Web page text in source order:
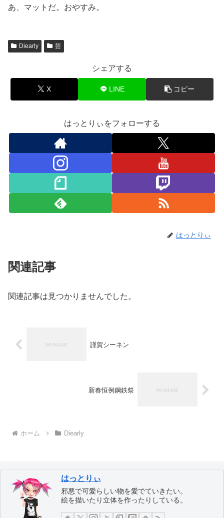
あ、マットだ。おやすみ。
Diearly 芸
シェアする
X LINE コピー
はっとりぃをフォローする
はっとりぃ
関連記事
関連記事は見つかりませんでした。
謹賀シーネン
新春恒例鋼鉄祭
ホーム Diearly
はっとりぃ
邪悪で可愛らしい物を愛でていきたい。
絵を描いたり立体を作ったりしている。